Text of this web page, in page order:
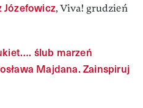
Józefowicz, Viva! grudzień
ślub marzeń
Majdana. Zainspiruj